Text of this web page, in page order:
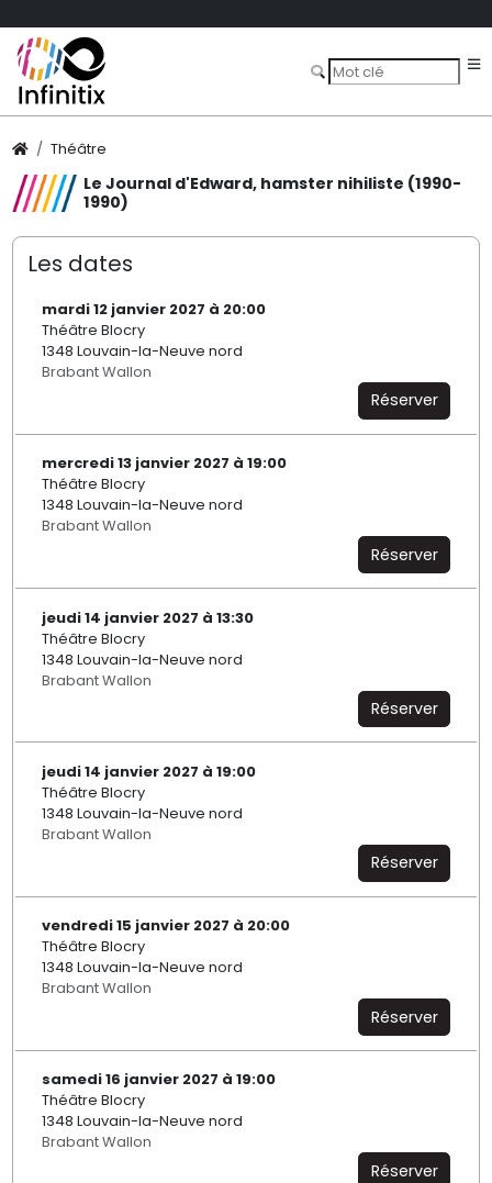
Théâtre
Le Journal d'Edward, hamster nihiliste (1990-
1990)
Les dates
mardi 12 janvier 2027 à 20:00
Théâtre Blocry
1348 Louvain-la-Neuve nord
Brabant Wallon
Réserver
mercredi 13 janvier 2027 à 19:00
Théâtre Blocry
1348 Louvain-la-Neuve nord
Brabant Wallon
Réserver
jeudi 14 janvier 2027 à 13:30
Théâtre Blocry
1348 Louvain-la-Neuve nord
Brabant Wallon
Réserver
jeudi 14 janvier 2027 à 19:00
Théâtre Blocry
1348 Louvain-la-Neuve nord
Brabant Wallon
Réserver
vendredi 15 janvier 2027 à 20:00
Théâtre Blocry
1348 Louvain-la-Neuve nord
Brabant Wallon
Réserver
samedi 16 janvier 2027 à 19:00
Théâtre Blocry
1348 Louvain-la-Neuve nord
Brabant Wallon
Réserver